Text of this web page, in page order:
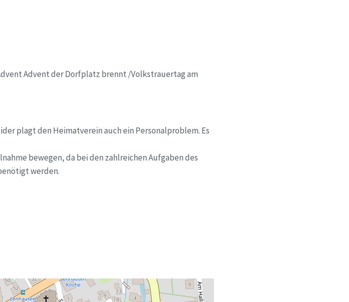
Advent der Dorfplatz brennt /Volkstrauertag am
plagt den Heimatverein auch ein Personalproblem. Es
bewegen, da bei den zahlreichen Aufgaben des
werden.